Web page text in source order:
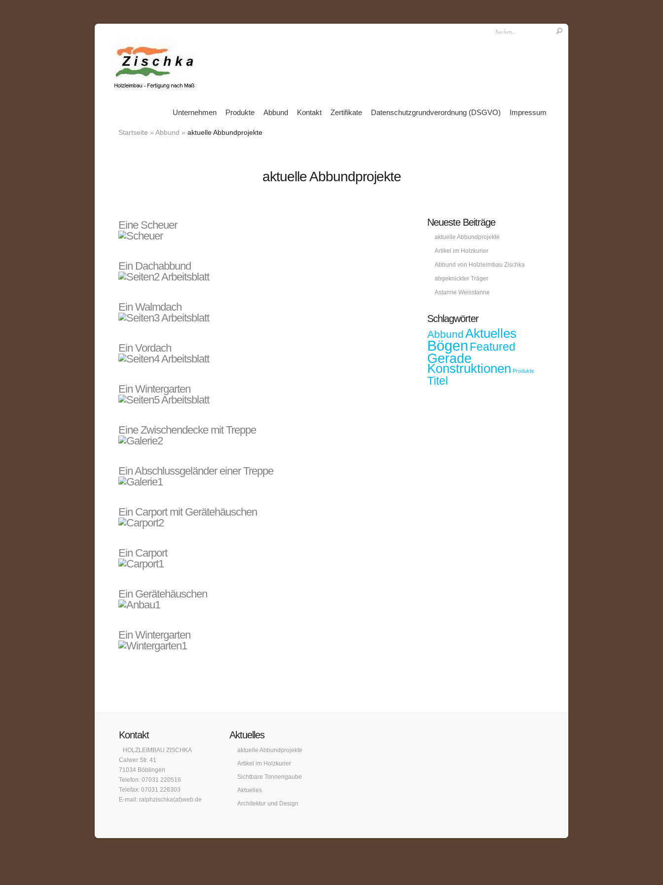
Unternehmen Produkte Abbund Kontakt Zertifikate Datenschutzgrundverordnung (DSGVO) Impressum
Startseite » Abbund » aktuelle Abbundprojekte
aktuelle Abbundprojekte
Eine Scheuer
Ein Dachabbund
Ein Walmdach
Ein Vordach
Ein Wintergarten
Eine Zwischendecke mit Treppe
Ein Abschlussgeländer einer Treppe
Ein Carport mit Gerätehäuschen
Ein Carport
Ein Gerätehäuschen
Ein Wintergarten
Neueste Beiträge
aktuelle Abbundprojekte
Artikel im Holzkurier
Abbund von Holzleimbau Zischka
abgeknickter Träger
Astarme Weisstanne
Schlagwörter
AbbundAktuelles
BögenFeatured
Gerade
Konstruktionen Produkte
Titel
Kontakt
HOLZLEIMBAU ZISCHKA
Calwer Str. 41
71034 Böblingen
Telefon: 07031 220516
Telefax: 07031 226303
E-mail: ralphzischka(at)web.de
Aktuelles
aktuelle Abbundprojekte
Artikel im Holzkurier
Sichtbare Tonnengaube
Aktuelles
Architektur und Design